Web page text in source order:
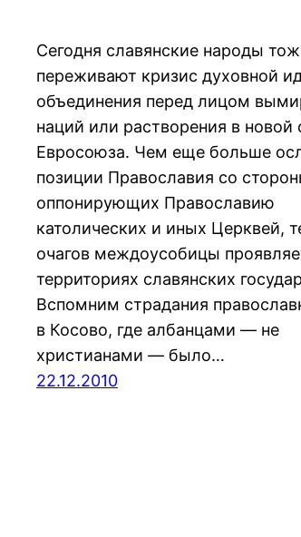
Сегодня славянские народы
переживают кризис духовной
объединения перед лицом
наций или растворения в новой
Евросоюза. Чем еще больше
позиции Православия со
оппонирующих Православию
католических и иных Церквей,
очагов междоусобицы
территориях славянских
Вспомним страдания
в Косово, где албанцами — не
христианами — было…
22.12.2010